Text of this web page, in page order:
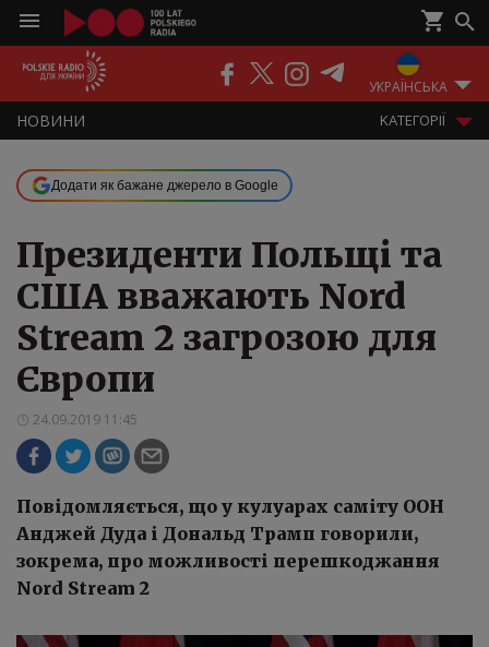
УКРАЇНСЬКА
НOВИНИ KАТЕГОРІЇ
ПОДКАСТИ ЕФІР
Додати як бажане джерело в Google
Президенти Польщі та
США вважають Nord
Stream 2 загрозою для
Європи
24.09.2019 11:45
Повідомляється, що у кулуарах саміту ООН
Анджей Дуда і Дональд Трамп говорили,
зокрема, про можливості перешкоджання
Nord Stream 2